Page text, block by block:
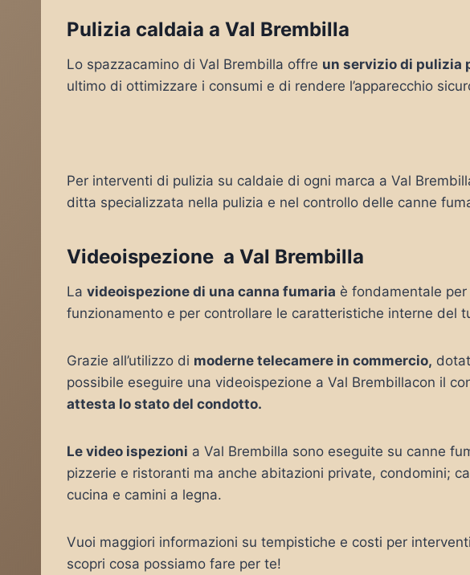
Pulizia caldaia a Val Brembilla
Lo spazzacamino di Val Brembilla offre un servizio di pulizia
ultimo di ottimizzare i consumi e di rendere l’apparecchio
Per interventi di pulizia su caldaie di ogni marca a Val
ditta specializzata nella pulizia e nel controllo delle canne
Videoispezione a Val Brembilla
La videoispezione di una canna fumaria è fondamentale
funzionamento e per controllare le caratteristiche interne del
Grazie all’utilizzo di moderne telecamere in commercio,
possibile eseguire una videoispezione a Val Brembillacon il
attesta lo stato del condotto.
Le video ispezioni a Val Brembilla sono eseguite su canne
pizzerie e ristoranti ma anche abitazioni private, condomini;
cucina e camini a legna.
Vuoi maggiori informazioni su tempistiche e costi per
scopri cosa possiamo fare per te!